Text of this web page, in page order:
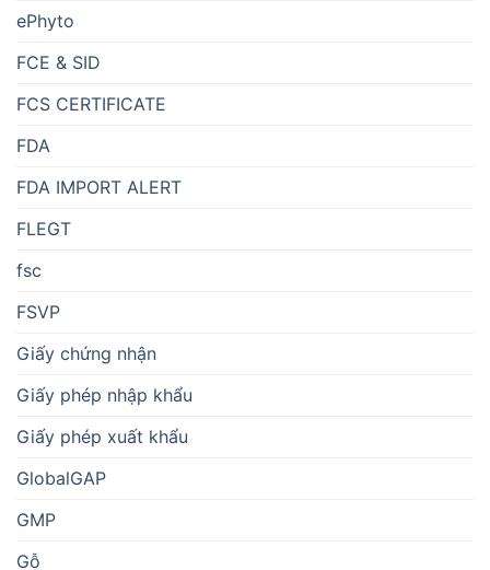
ePhyto
FCE & SID
FCS CERTIFICATE
FDA
FDA IMPORT ALERT
FLEGT
fsc
FSVP
Giấy chứng nhận
Giấy phép nhập khẩu
Giấy phép xuất khẩu
GlobalGAP
GMP
Gỗ